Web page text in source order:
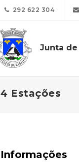
292 622 304
Junta de
4 Estações
Informações